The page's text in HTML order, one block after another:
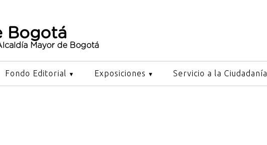
Bogotá
Mayor de Bogotá
Fondo Editorial Exposiciones Servicio a la Ciudadanía